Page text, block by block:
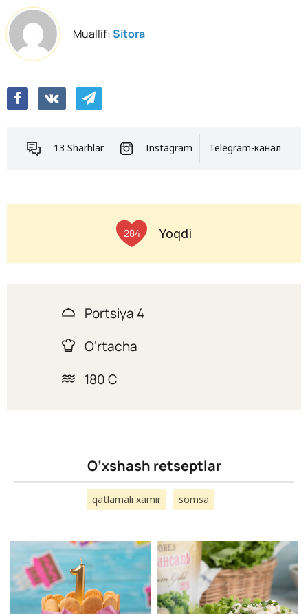
Muallif:Sitora
13 Sharhlar Instagram Telegram-канал
284 Yoqdi
Portsiya 4
O’rtacha
180 C
O’xshash retseptlar
qatlamali xamir somsa